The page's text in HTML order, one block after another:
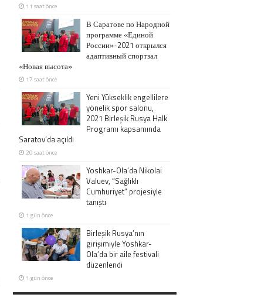
11 saat önce
В Саратове по Народной
программе «Единой
России»-2021 открылся
адаптивный спортзал
«Новая высота»
17 saat önce
Yeni Yükseklik engellilere
yönelik spor salonu,
2021 Birleşik Rusya Halk
Programı kapsamında
Saratov’da açıldı
20 saat önce
Yoshkar-Ola’da Nikolai
Valuev, “Sağlıklı
Cumhuriyet” projesiyle
tanıştı
1 gün önce
Birleşik Rusya’nın
girişimiyle Yoshkar-
Ola’da bir aile festivali
düzenlendi
1 gün önce